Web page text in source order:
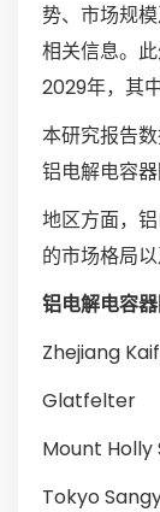
势、市场规
相关信息。
2029年，其
本研究报告
铝电解电容
地区方面，
的市场格局
铝电解电容
Zhejiang
Glatfelter
Mount
Tokyo